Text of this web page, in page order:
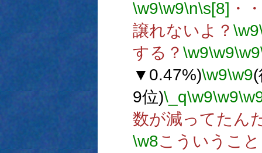
\w9\w9\n\s[8] ・
譲れないよ？ \w9
する？ \w9\w9\w9
▼0.47%)\w9\w9
9位)\_q\w9\w9
数が減ってたん
\w8こういうこ